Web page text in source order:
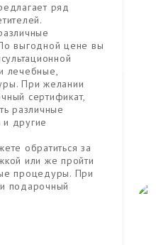
ряд
выгодной цене вы
лечебные,
При желании
сертификат,
различные
и другие
обратиться за
или же пройти
процедуры. При
подарочный